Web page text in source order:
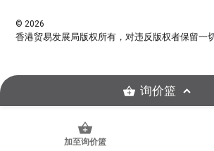
加至询价篮
© 2026
香港贸易发展局版权所有，对违反版权者保留一
询价篮